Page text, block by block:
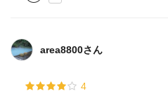
area8800さん
4